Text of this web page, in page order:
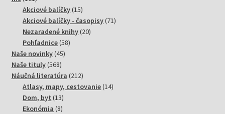
produktov
Akciové balíčky 1515
produktov
Akciové balíčky - časopisy 7171
Nezaradené knihy 2020
Pohľadnice 5858
Naše novinky 4545
Naše tituly 568568
produktov
Náučná literatúra 212212
produktov
Atlasy, mapy, cestovanie 1414
Dom, byt 1313
produktov
Ekonómia 88